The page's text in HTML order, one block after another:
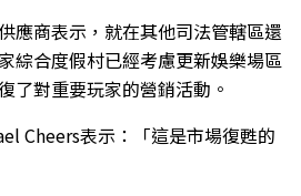
應商表示，就在其他司法管轄區還
綜合度假村已經考慮更新娛樂場區
了對重要玩家的營銷活動。
Cheers表示：「這是市場復甦的